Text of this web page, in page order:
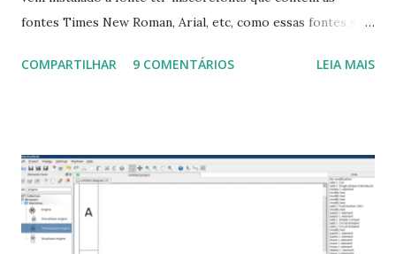
fontes Times New Roman, Arial, etc, como essas fontes são
a Associação Brasileira de Normas Técnicas (ABNT), exige
que contém essas fontes. Ao instalar o GNU/Linux abra o
terminal e execute o comando: $ sudo apt-get install ttf-
mscorefonts-installer Leia os termos de uso e avance
clicando em “Ok” Agora aceite os termos de uso clicando
COMPARTILHAR 9 COMENTÁRIOS LEIA MAIS